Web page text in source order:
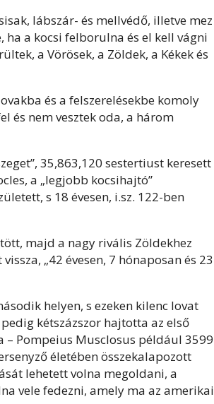
lábszár- és mellvédő, illetve mez
a kocsi felborulna és el kell vágni
a Vörösek, a Zöldek, a Kékek és
és a felszerelésekbe komoly
és nem vesztek oda, a három
35,863,120 sestertiust keresett
a „legjobb kocsihajtó”
s 18 évesen, i.sz. 122-ben
majd a nagy rivális Zöldekhez
„42 évesen, 7 hónaposan és 23
helyen, s ezeken kilenc lovat
kétszázszor hajtotta az első
– Pompeius Musclosus például 3599
életében összekalapozott
lehetett volna megoldani, a
vele fedezni, amely ma az amerikai